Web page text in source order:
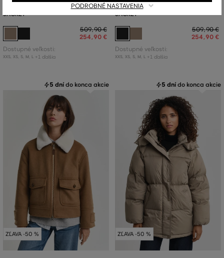
BUNDA GANT RELAXED DOWN
JACKET
509,90 €
254,90 €
Dostupné veľkosti:
XXS, XS, S, M L +1 ďalšia
BUNDA GANT RELAXED DOWN
JACKET
509,90 €
254,90 €
Dostupné veľkosti:
XXS, XS, S, M L +1 ďalšia
5 dní do konca akcie
ZĽAVA -50 %
5 dní do konca akcie
ZĽAVA -50 %
PODROBNÉ NASTAVENIA